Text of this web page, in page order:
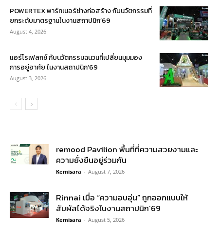
POWERTEX พาร์ทเนอร์ช่างก่อสร้าง กับนวัตกรรมที่
ยกระดับมาตรฐานในงานสถาปนิก’69
August 4, 2026
แอร์โรเฟลกซ์ กับนวัตกรรมฉนวนที่เปลี่ยนมุมมอง
การอยู่อาศัย ในงานสถาปนิก’69
August 3, 2026
remood Pavilion พื้นที่ที่ความสวยงามและ
ความยั่งยืนอยู่ร่วมกัน
Kemisara - August 7, 2026
Rinnai เมื่อ “ความอบอุ่น” ถูกออกแบบให้
สัมผัสได้จริงในงานสถาปนิก’69
Kemisara - August 5, 2026